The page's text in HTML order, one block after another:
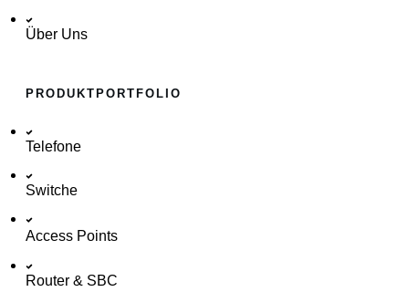
Über Uns
PRODUKTPORTFOLIO
Telefone
Switche
Access Points
Router & SBC